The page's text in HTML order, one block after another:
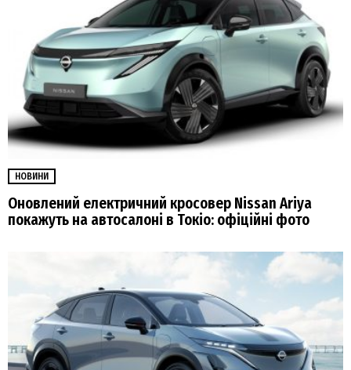
НОВИНИ
Оновлений електричний кросовер Nissan Ariya
покажуть на автосалоні в Токіо: офіційні фото